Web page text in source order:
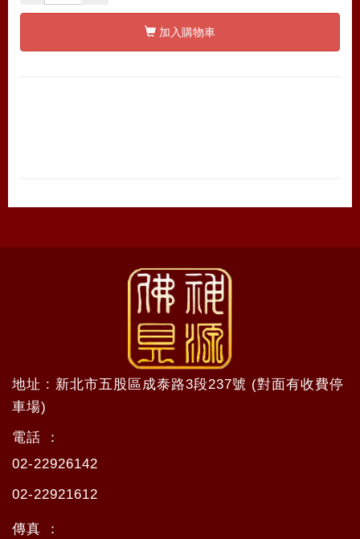
加入購物車
地址 : 新北市五股區成泰路3段237號 (對面有收費停
車場)
電話 ：
02-22926142
02-22921612
傳真 ：